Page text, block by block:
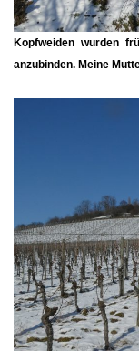
Kopfweiden wurden
anzubinden. Meine